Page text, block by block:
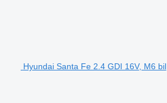
Hyundai Santa Fe 2.4 GDI 16V, M6 bil